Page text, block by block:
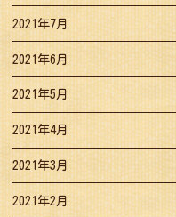
2021年7月
2021年6月
2021年5月
2021年4月
2021年3月
2021年2月